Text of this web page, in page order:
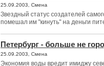
25.09.2003, Смена
Звездный статус создателей
помешал им "кинуть" на деньги
Петербург - больше не
25.09.2003, Смена
Экономия воды вредит имиджу